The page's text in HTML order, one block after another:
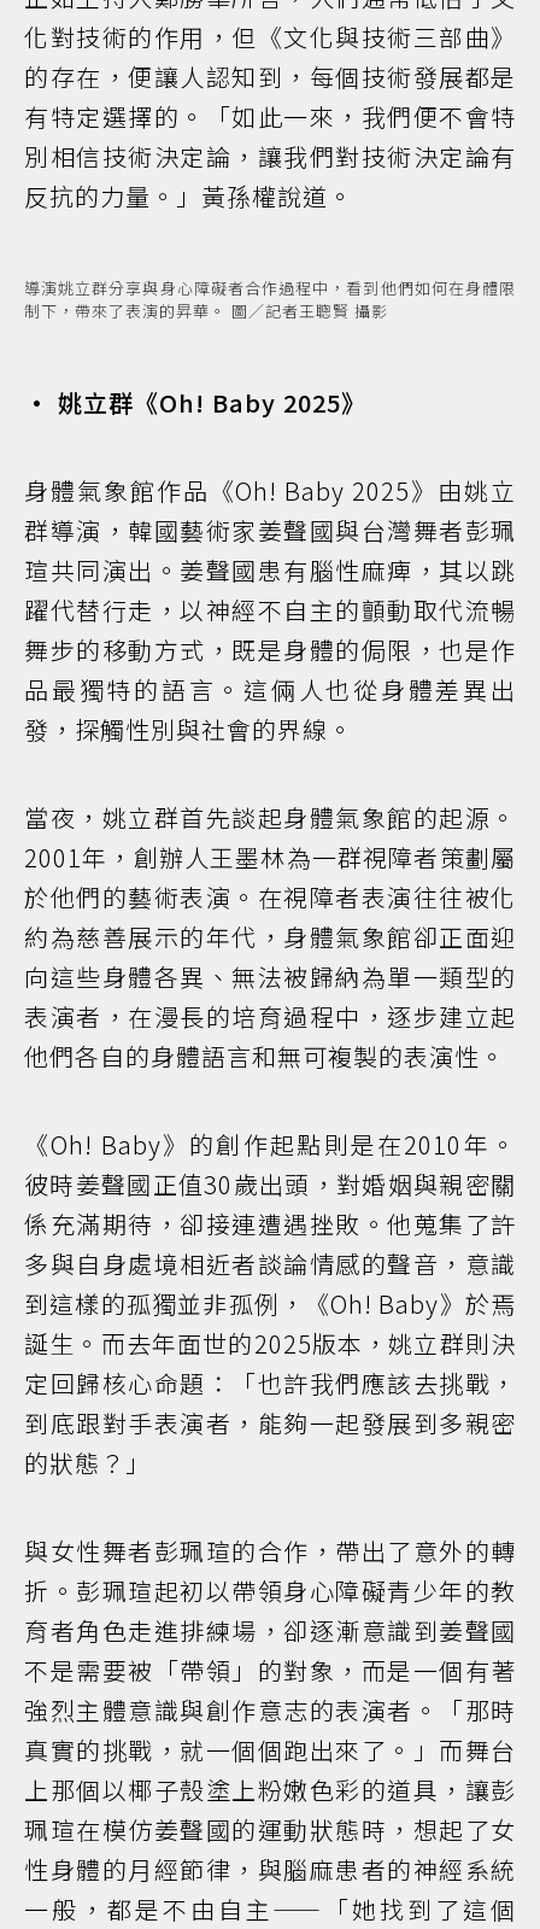
化對技術的作用，但《文化與技術三部曲》
的存在，便讓人認知到，每個技術發展都是
有特定選擇的。「如此一來，我們便不會特
別相信技術決定論，讓我們對技術決定論有
反抗的力量。」黃孫權說道。
導演姚立群分享與身心障礙者合作過程中，看到他們如何在身體限
制下，帶來了表演的昇華。 圖／記者王聰賢 攝影
• 姚立群《Oh! Baby 2025》
身體氣象館作品《Oh! Baby 2025》由姚立
群導演，韓國藝術家姜聲國與台灣舞者彭珮
瑄共同演出。姜聲國患有腦性麻痺，其以跳
躍代替行走，以神經不自主的顫動取代流暢
舞步的移動方式，既是身體的侷限，也是作
品最獨特的語言。這倆人也從身體差異出
發，探觸性別與社會的界線。
當夜，姚立群首先談起身體氣象館的起源。
2001年，創辦人王墨林為一群視障者策劃屬
於他們的藝術表演。在視障者表演往往被化
約為慈善展示的年代，身體氣象館卻正面迎
向這些身體各異、無法被歸納為單一類型的
表演者，在漫長的培育過程中，逐步建立起
他們各自的身體語言和無可複製的表演性。
《Oh! Baby》的創作起點則是在2010年。
彼時姜聲國正值30歲出頭，對婚姻與親密關
係充滿期待，卻接連遭遇挫敗。他蒐集了許
多與自身處境相近者談論情感的聲音，意識
到這樣的孤獨並非孤例，《Oh! Baby》於焉
誕生。而去年面世的2025版本，姚立群則決
定回歸核心命題：「也許我們應該去挑戰，
到底跟對手表演者，能夠一起發展到多親密
的狀態？」
與女性舞者彭珮瑄的合作，帶出了意外的轉
折。彭珮瑄起初以帶領身心障礙青少年的教
育者角色走進排練場，卻逐漸意識到姜聲國
不是需要被「帶領」的對象，而是一個有著
強烈主體意識與創作意志的表演者。「那時
真實的挑戰，就一個個跑出來了。」而舞台
上那個以椰子殼塗上粉嫩色彩的道具，讓彭
珮瑄在模仿姜聲國的運動狀態時，想起了女
性身體的月經節律，與腦麻患者的神經系統
一般，都是不由自主——「她找到了這個